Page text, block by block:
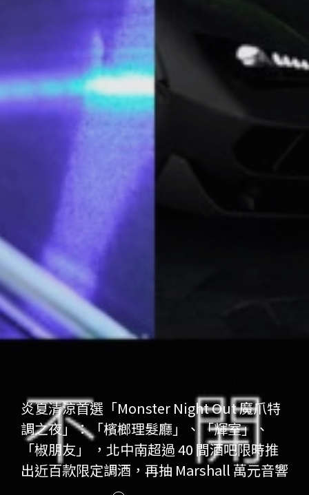
炎夏清涼首選「Monster Night Out 魔爪特
調之夜」：「檳榔理髮廳」、「輝室」、
「椒朋友」 ，北中南超過 40 間酒吧限時推
出近百款限定調酒，再抽 Marshall 萬元音響